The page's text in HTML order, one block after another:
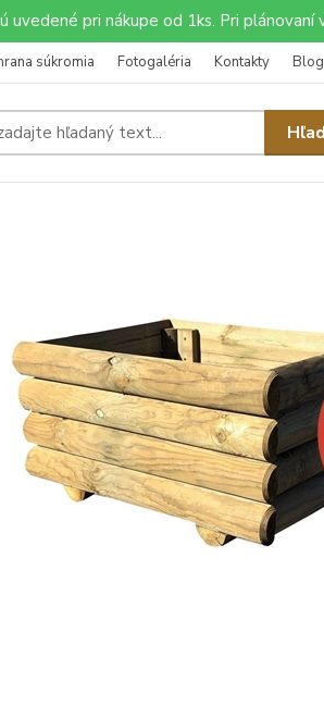
uvedené pri nákupe od 1ks. Pri plánovaní
súkromia Fotogaléria Kontakty Blog